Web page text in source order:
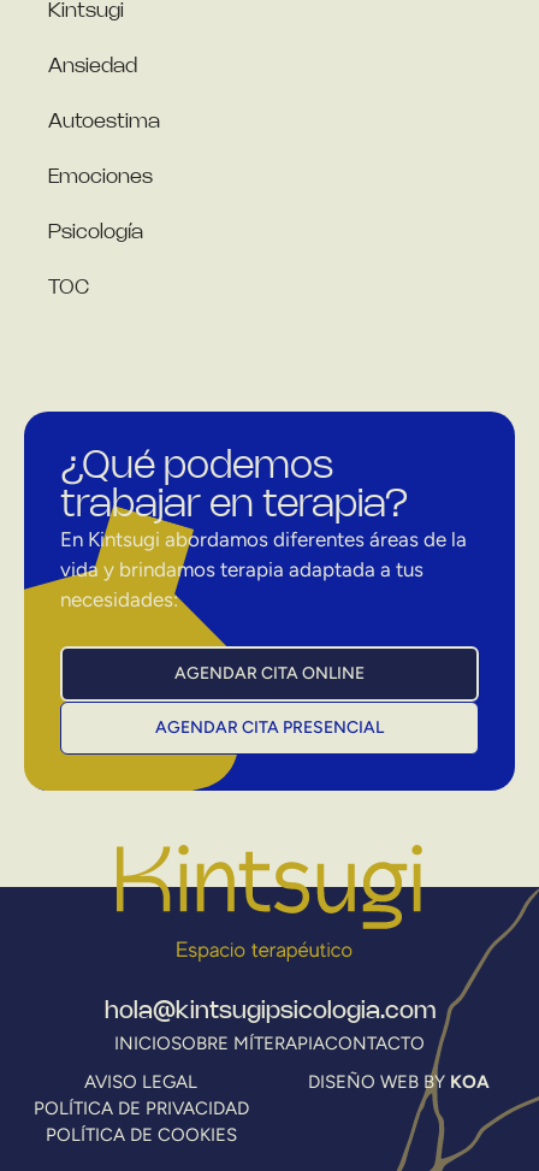
Kintsugi
Ansiedad
Autoestima
Emociones
Psicología
TOC
¿Qué podemos
trabajar en terapia?
En Kintsugi abordamos diferentes áreas de la
vida y brindamos terapia adaptada a tus
necesidades:
AGENDAR CITA ONLINE
AGENDAR CITA PRESENCIAL
hola@kintsugipsicologia.com
INICIOSOBRE MÍTERAPIACONTACTO
AVISO LEGAL
POLÍTICA DE PRIVACIDAD
POLÍTICA DE COOKIES
DISEÑO WEB BY KOA